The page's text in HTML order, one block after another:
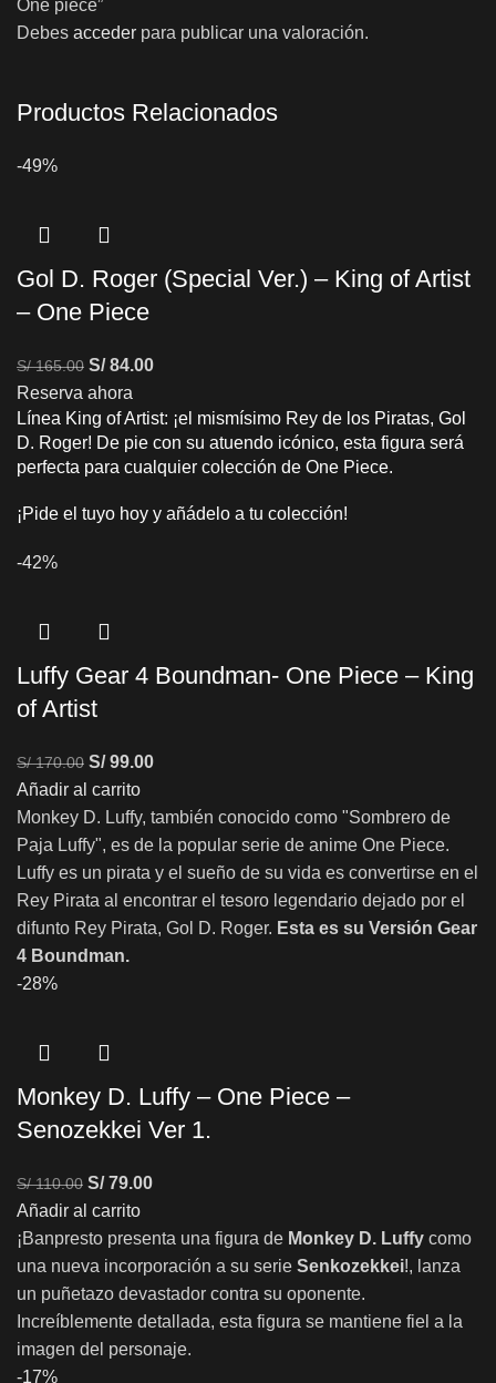
One piece”
Debes acceder para publicar una valoración.
Productos Relacionados
-49%
Gol D. Roger (Special Ver.) – King of Artist
– One Piece
S/165.00 S/84.00
Reserva ahora
Línea King of Artist: ¡el mismísimo Rey de los Piratas, Gol
D. Roger! De pie con su atuendo icónico, esta figura será
perfecta para cualquier colección de One Piece.
¡Pide el tuyo hoy y añádelo a tu colección!
-42%
Luffy Gear 4 Boundman- One Piece – King
of Artist
S/170.00 S/99.00
Añadir al carrito
Monkey D. Luffy, también conocido como "Sombrero de
Paja Luffy", es de la popular serie de anime One Piece.
Luffy es un pirata y el sueño de su vida es convertirse en el
Rey Pirata al encontrar el tesoro legendario dejado por el
difunto Rey Pirata, Gol D. Roger. Esta es su Versión Gear
4 Boundman.
-28%
Monkey D. Luffy – One Piece –
Senozekkei Ver 1.
S/110.00 S/79.00
Añadir al carrito
¡Banpresto presenta una figura de Monkey D. Luffy como
una nueva incorporación a su serie Senkozekkei!, lanza
un puñetazo devastador contra su oponente.
Increíblemente detallada, esta figura se mantiene fiel a la
imagen del personaje.
-17%